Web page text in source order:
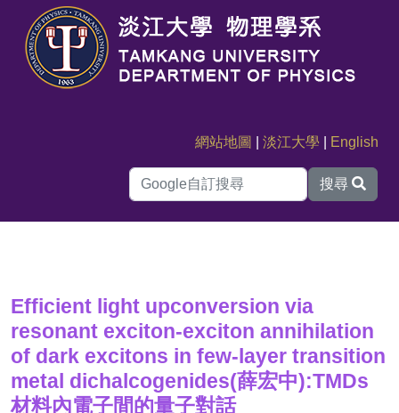
網站地圖 |淡江大學 English
搜尋
Efficient light upconversion via
resonant exciton-exciton annihilation
of dark excitons in few-layer transition
metal dichalcogenides(薛宏中):TMDs
材料內電子間的量子對話